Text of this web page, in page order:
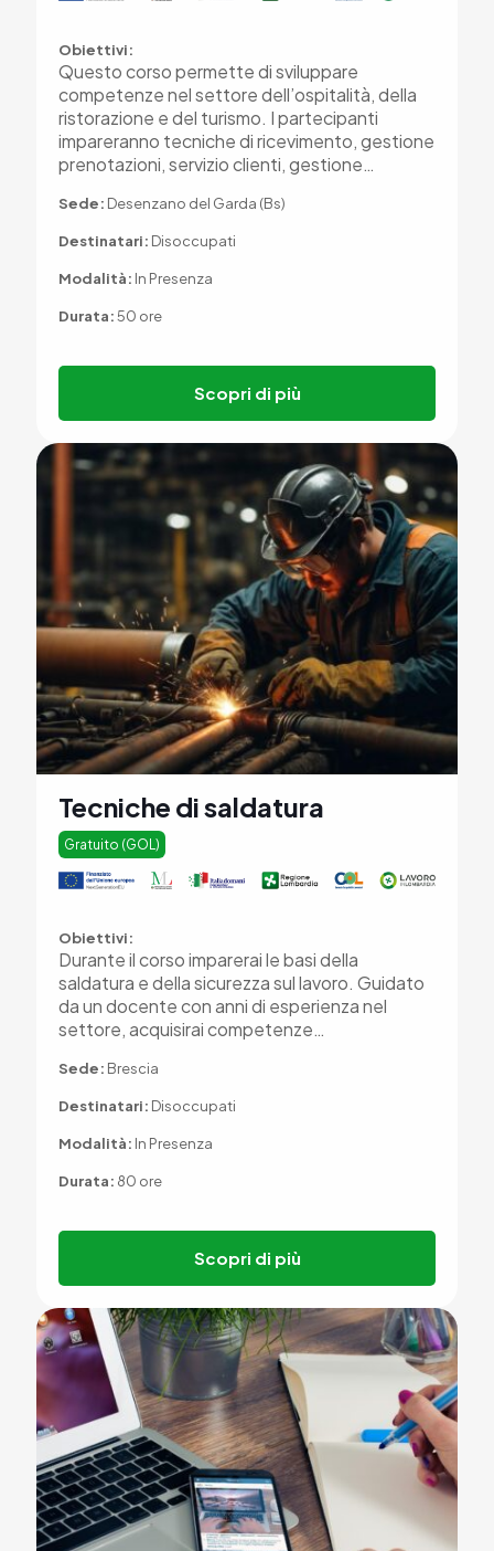
Obiettivi:
Questo corso permette di sviluppare
competenze nel settore dell’ospitalità, della
ristorazione e del turismo. I partecipanti
impareranno tecniche di ricevimento, gestione
prenotazioni, servizio clienti, gestione…
Sede: Desenzano del Garda (Bs)
Destinatari: Disoccupati
Modalità: In Presenza
Durata:50 ore
Scopri di più
Tecniche di saldatura
Gratuito (GOL)
Obiettivi:
Durante il corso imparerai le basi della
saldatura e della sicurezza sul lavoro. Guidato
da un docente con anni di esperienza nel
settore, acquisirai competenze…
Sede: Brescia
Destinatari: Disoccupati
Modalità: In Presenza
Durata: 80 ore
Scopri di più